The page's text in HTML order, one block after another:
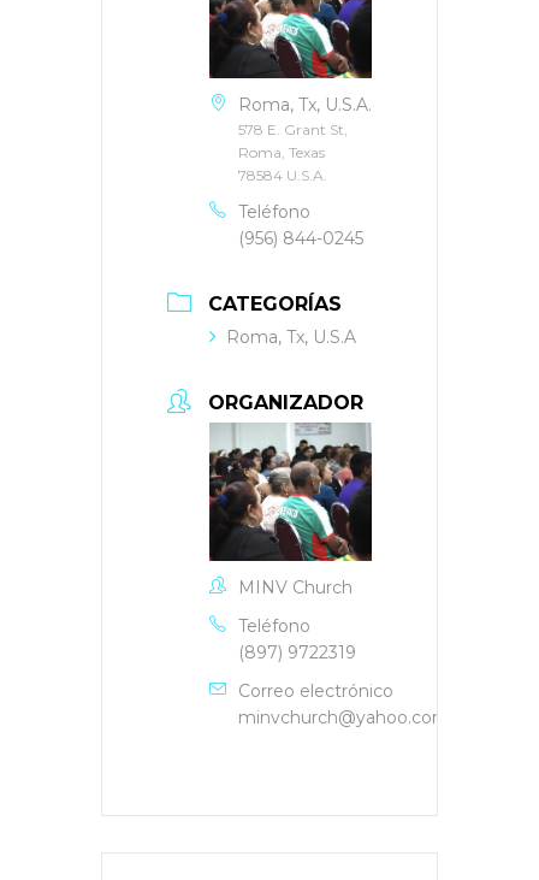
Roma, Tx, U.S.A.
578 E. Grant St,
Roma, Texas
78584 U.S.A.
Teléfono
(956) 844-0245
CATEGORÍAS
Roma, Tx, U.S.A
ORGANIZADOR
MINV Church
Teléfono
(897) 9722319
Correo electrónico
minvchurch@yahoo.com